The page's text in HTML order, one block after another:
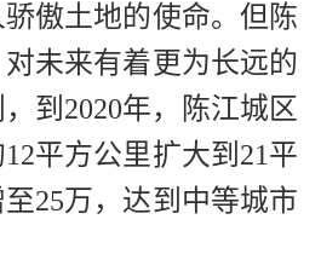
傲土地的使命。但陈
未来有着更为长远的
到2020年，陈江城区
平方公里扩大到21平
25万，达到中等城市